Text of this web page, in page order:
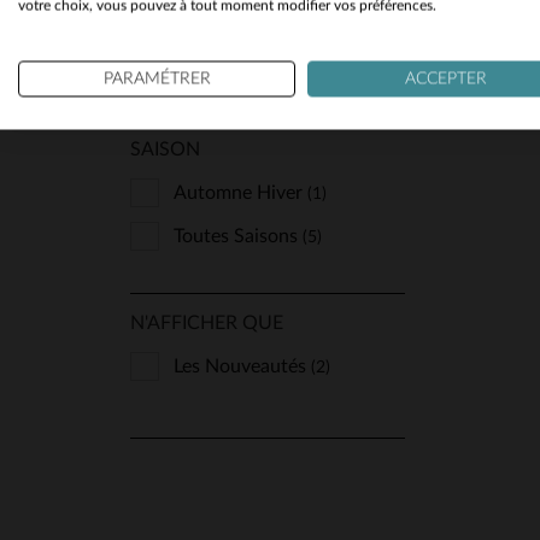
STYLE
(2)
SAISON
Automne Hiver (1)
Toutes Saisons (5)
N'AFFICHER QUE
Les Nouveautés (2)
votre choix, vous pouvez à tout moment modifier vos préférences.
PARAMÉTRER ACCEPTER